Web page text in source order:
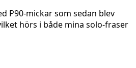
P90-mickar som sedan blev
hörs i både mina solo-fraser